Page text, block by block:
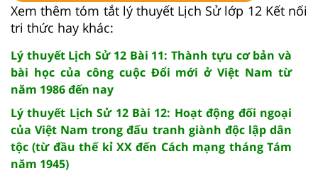
Xem thêm tóm tắt lý thuyết Lịch Sử lớp 12 Kết nối
tri thức hay khác:
Lý thuyết Lịch Sử 12 Bài 11: Thành tựu cơ bản và
bài học của công cuộc Đổi mới ở Việt Nam từ
năm 1986 đến nay
Lý thuyết Lịch Sử 12 Bài 12: Hoạt động đối ngoại
của Việt Nam trong đấu tranh giành độc lập dân
tộc (từ đầu thế kỉ XX đến Cách mạng tháng Tám
năm 1945)